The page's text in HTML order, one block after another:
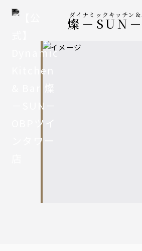
ダイナミックキッチン
燦－SUN－